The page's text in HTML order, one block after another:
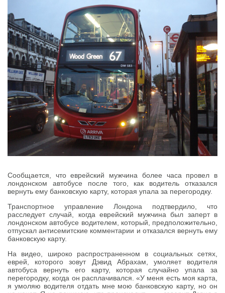
Сообщается, что еврейский мужчина более часа провел в
лондонском автобусе после того, как водитель отказался
вернуть ему банковскую карту, которая упала за перегородку.
Транспортное управление Лондона подтвердило, что
расследует случай, когда еврейский мужчина был заперт в
лондонском автобусе водителем, который, предположительно,
отпускал антисемитские комментарии и отказался вернуть ему
банковскую карту.
На видео, широко распространенном в социальных сетях,
еврей, которого зовут Дэвид Абрахам, умоляет водителя
автобуса вернуть его карту, которая случайно упала за
перегородку, когда он расплачивался. «У меня есть моя карта,
я умоляю водителя отдать мне мою банковскую карту, но он